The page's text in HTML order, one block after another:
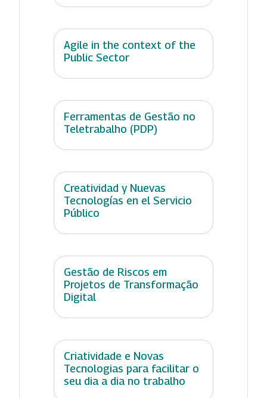
Agile in the context of the
Public Sector
Ferramentas de Gestão no
Teletrabalho (PDP)
Creatividad y Nuevas
Tecnologías en el Servicio
Público
Gestão de Riscos em
Projetos de Transformação
Digital
Criatividade e Novas
Tecnologias para facilitar o
seu dia a dia no trabalho